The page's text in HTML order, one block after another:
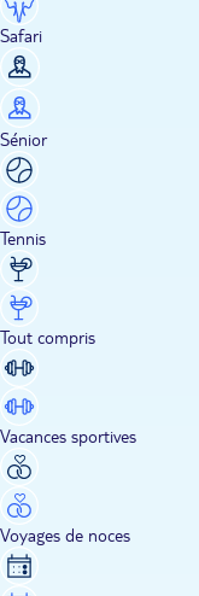
Safari
Sénior
Tennis
Tout compris
Vacances sportives
Voyages de noces